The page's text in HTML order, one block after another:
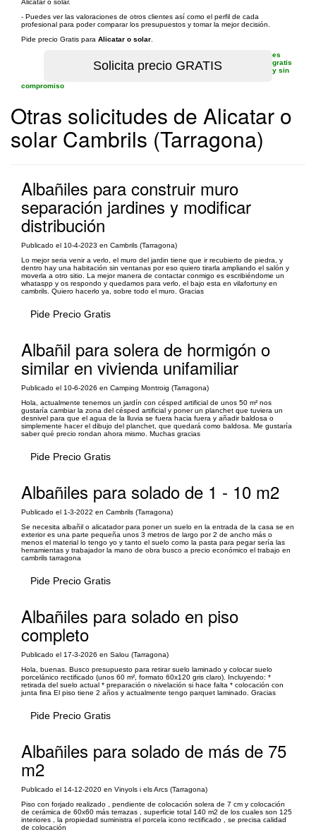
Alicatar o solar.
- Puedes ver las valoraciones de otros clientes así como el perfil de cada
profesional para poder comparar los presupuestos y tomar la mejor decisión.
Pide precio Gratis para Alicatar o solar
es
gratis
y sin
compromiso
Otras solicitudes de Alicatar o
solar Cambrils (Tarragona)
Albañiles para construir muro
separación jardines y modificar
distribución
Publicado el 10-4-2023 en Cambrils (Tarragona)
Lo mejor seria venir a verlo, el muro del jardin tiene que ir recubierto de piedra, y
dentro hay una habitación sin ventanas por eso quiero tirarla ampliando el salón y
moverla a otro sitio. La mejor manera de contactar conmigo es escribiéndome un
whataspp y os respondo y quedamos para verlo, el bajo esta en vilafortuny en
cambrils. Quiero hacerlo ya, sobre todo el muro. Gracias
Pide Precio Gratis
Albañil para solera de hormigón o
similar en vivienda unifamiliar
Publicado el 10-6-2026 en Camping Montroig (Tarragona)
Hola, actualmente tenemos un jardín con césped artificial de unos 50 m² nos
gustaría cambiar la zona del césped artificial y poner un planchet que tuviera un
desnivel para que el agua de la lluvia se fuera hacia fuera y añadir baldosa o
simplemente hacer el dibujo del planchet, que quedará como baldosa. Me gustaría
saber qué precio rondan ahora mismo. Muchas gracias
Pide Precio Gratis
Albañiles para solado de 1 - 10 m2
Publicado el 1-3-2022 en Cambrils (Tarragona)
Se necesita albañil o alicatador para poner un suelo en la entrada de la casa se en
exterior es una parte pequeña unos 3 metros de largo por 2 de ancho más o
menos el material lo tengo yo y tanto el suelo como la pasta para pegar sería las
herramientas y trabajador la mano de obra busco a precio económico el trabajo en
cambrils tarragona
Pide Precio Gratis
Albañiles para solado en piso
completo
Publicado el 17-3-2026 en Salou (Tarragona)
Hola, buenas. Busco presupuesto para retirar suelo laminado y colocar suelo
porcelánico rectificado (unos 60 m², formato 60x120 gris claro). Incluyendo: *
retirada del suelo actual * preparación o nivelación si hace falta * colocación con
junta fina El piso tiene 2 años y actualmente tengo parquet laminado. Gracias
Pide Precio Gratis
Albañiles para solado de más de 75
m2
Publicado el 14-12-2020 en Vinyols i els Arcs (Tarragona)
Piso con forjado realizado , pendiente de colocación solera de 7 cm y colocación
de cerámica de 60x60 más terrazas , superficie total 140 m2 de los cuales son 125
interiores , la propiedad suministra el porcela icono rectificado , se precisa calidad
de colocación